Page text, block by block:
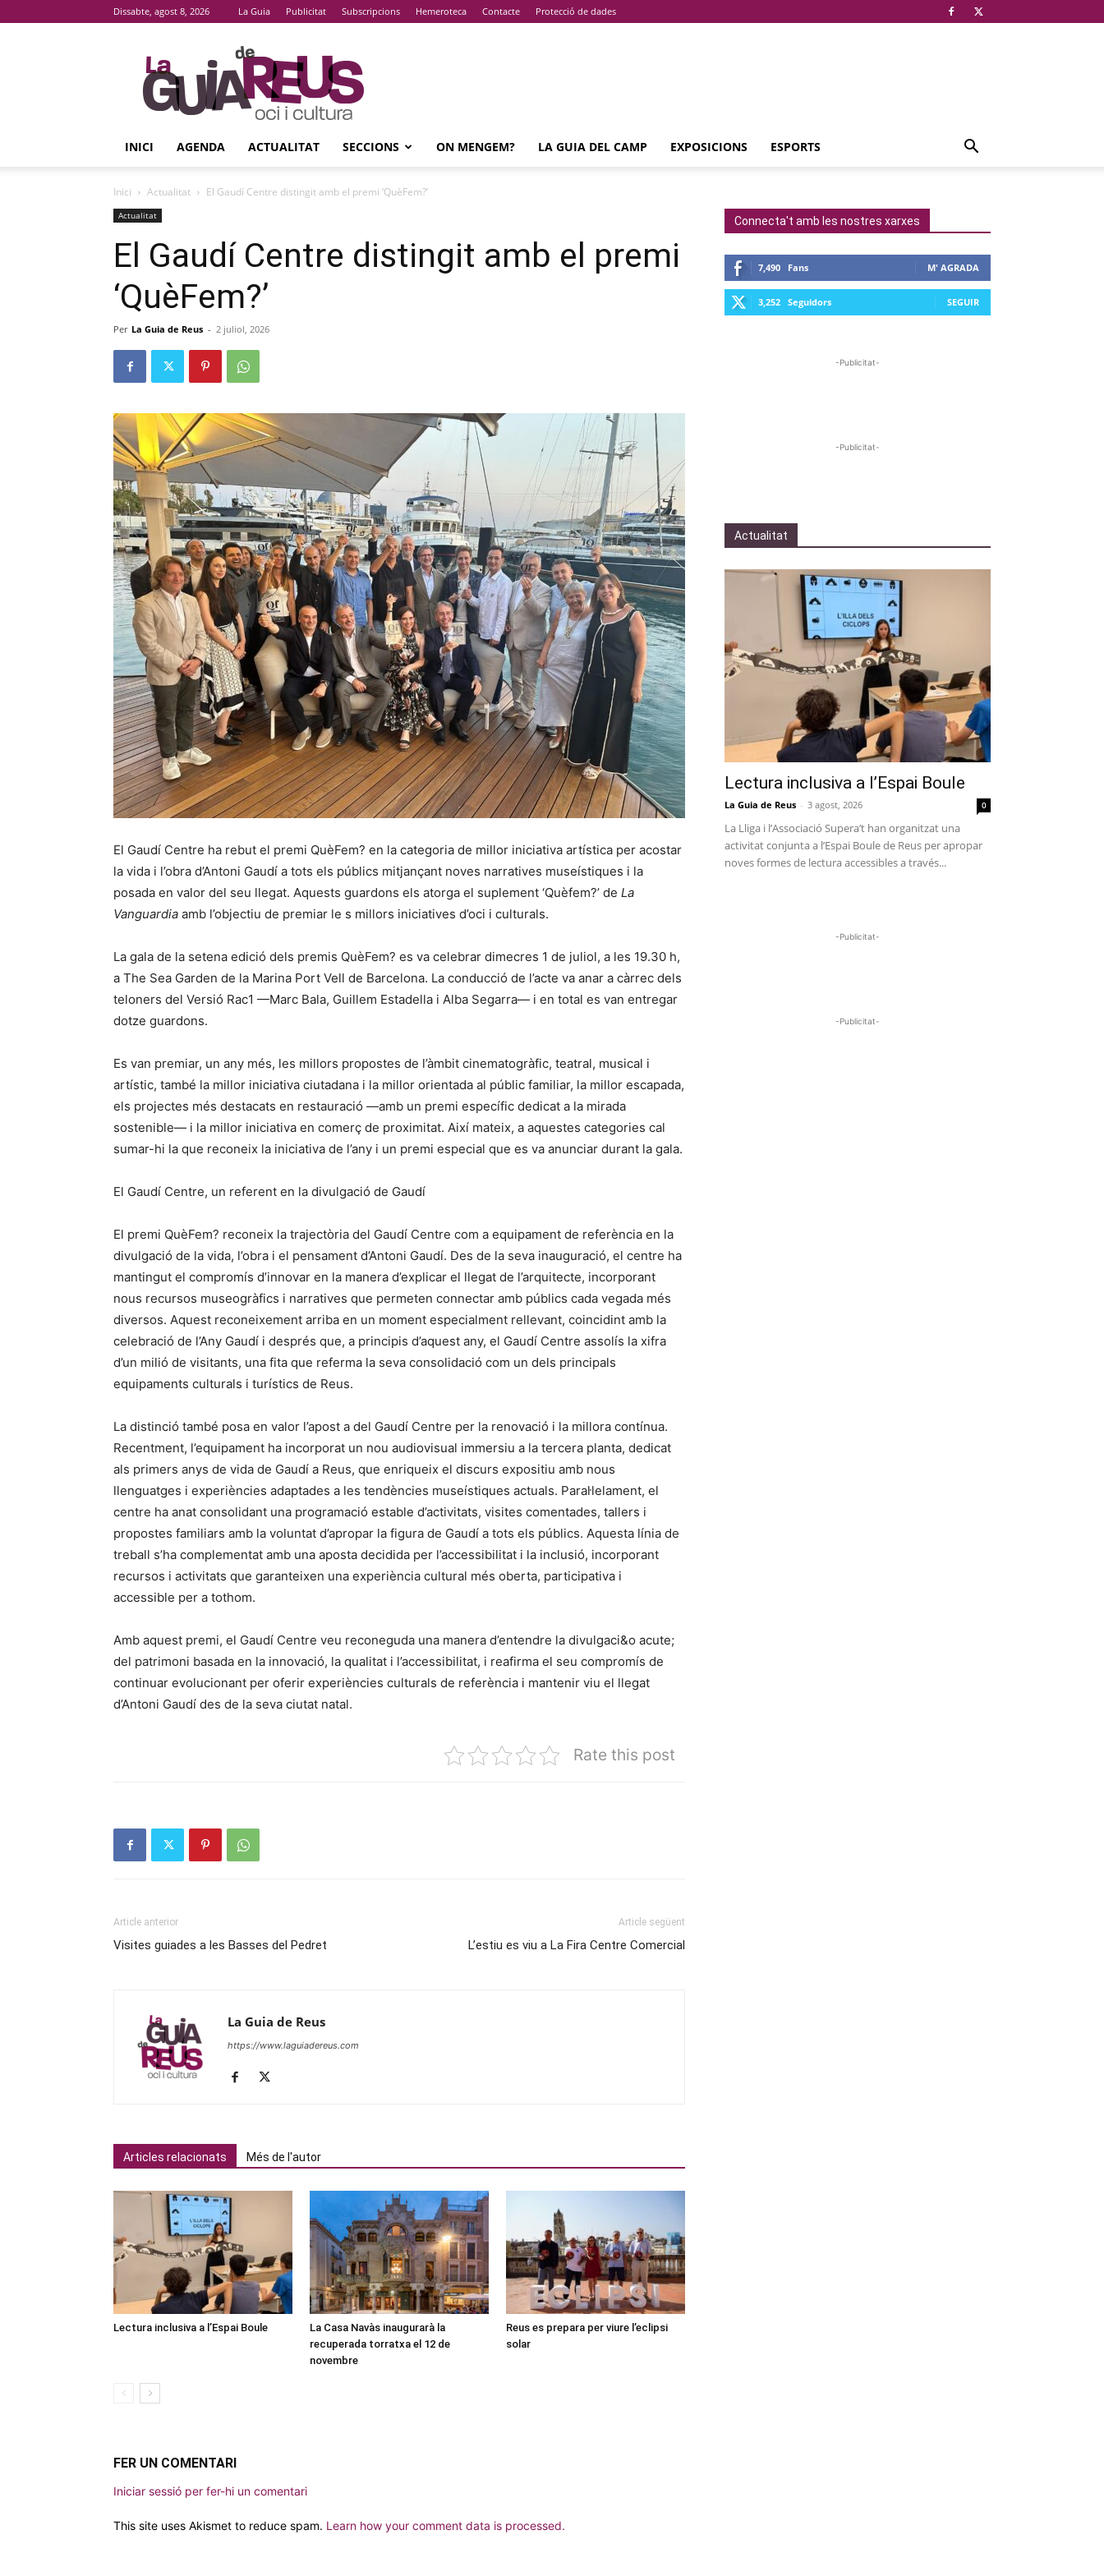
Dissabte, agost 8, 2026 La Guia Publicitat Subscripcions Hemeroteca Contacte Protecció de dades
La
Guia
De
Reus
INICI AGENDA ACTUALITAT SECCIONS ON MENGEM? LA GUIA DEL CAMP EXPOSICIONS ESPORTS
Inici Actualitat El Gaudí Centre distingit amb el premi ‘QuèFem?’
Actualitat
El Gaudí Centre distingit amb el premi
‘QuèFem?’
Per La Guia de Reus - 2 juliol, 2026
El Gaudí Centre ha rebut el premi QuèFem? en la categoria de millor iniciativa artística per acostar
la vida i l’obra d’Antoni Gaudí a tots els públics mitjançant noves narratives museístiques i la
posada en valor del seu llegat. Aquests guardons els atorga el suplement ‘Quèfem?’ de La
Vanguardia amb l’objectiu de premiar le s millors iniciatives d’oci i culturals.
La gala de la setena edició dels premis QuèFem? es va celebrar dimecres 1 de juliol, a les 19.30 h,
a The Sea Garden de la Marina Port Vell de Barcelona. La conducció de l’acte va anar a càrrec dels
teloners del Versió Rac1 —Marc Bala, Guillem Estadella i Alba Segarra— i en total es van entregar
dotze guardons.
Es van premiar, un any més, les millors propostes de l’àmbit cinematogràfic, teatral, musical i
artístic, també la millor iniciativa ciutadana i la millor orientada al públic familiar, la millor escapada,
els projectes més destacats en restauració —amb un premi específic dedicat a la mirada
sostenible— i la millor iniciativa en comerç de proximitat. Així mateix, a aquestes categories cal
sumar-hi la que reconeix la iniciativa de l’any i un premi especial que es va anunciar durant la gala.
El Gaudí Centre, un referent en la divulgació de Gaudí
El premi QuèFem? reconeix la trajectòria del Gaudí Centre com a equipament de referència en la
divulgació de la vida, l’obra i el pensament d’Antoni Gaudí. Des de la seva inauguració, el centre ha
mantingut el compromís d’innovar en la manera d’explicar el llegat de l’arquitecte, incorporant
nous recursos museogràfics i narratives que permeten connectar amb públics cada vegada més
diversos. Aquest reconeixement arriba en un moment especialment rellevant, coincidint amb la
celebració de l’Any Gaudí i després que, a principis d’aquest any, el Gaudí Centre assolís la xifra
d’un milió de visitants, una fita que referma la seva consolidació com un dels principals
equipaments culturals i turístics de Reus.
La distinció també posa en valor l’apost a del Gaudí Centre per la renovació i la millora contínua.
Recentment, l’equipament ha incorporat un nou audiovisual immersiu a la tercera planta, dedicat
als primers anys de vida de Gaudí a Reus, que enriqueix el discurs expositiu amb nous
llenguatges i experiències adaptades a les tendències museístiques actuals. Paral·lelament, el
centre ha anat consolidant una programació estable d’activitats, visites comentades, tallers i
propostes familiars amb la voluntat d’apropar la figura de Gaudí a tots els públics. Aquesta línia de
treball s’ha complementat amb una aposta decidida per l’accessibilitat i la inclusió, incorporant
recursos i activitats que garanteixen una experiència cultural més oberta, participativa i
accessible per a tothom.
Amb aquest premi, el Gaudí Centre veu reconeguda una manera d’entendre la divulgaci&o acute;
del patrimoni basada en la innovació, la qualitat i l’accessibilitat, i reafirma el seu compromís de
continuar evolucionant per oferir experiències culturals de referència i mantenir viu el llegat
d’Antoni Gaudí des de la seva ciutat natal.
Rate this post
Article anterior
Visites guiades a les Basses del Pedret
Article següent
L’estiu es viu a La Fira Centre Comercial
La Guia de Reus
https://www.laguiadereus.com
Articles relacionats Més de l'autor
Lectura inclusiva a l’Espai Boule
La Casa Navàs inaugurarà la
recuperada torratxa el 12 de
novembre
Reus es prepara per viure l’eclipsi
solar
FER UN COMENTARI
Iniciar sessió per fer-hi un comentari
This site uses Akismet to reduce spam. Learn how your comment data is processed.
Connecta't amb les nostres xarxes
7,490 Fans M' AGRADA
3,252 Seguidors SEGUIR
-Publicitat-
-Publicitat-
Actualitat
Lectura inclusiva a l’Espai Boule
La Guia de Reus - 3 agost, 2026 0
La Lliga i l’Associació Supera’t han organitzat una
activitat conjunta a l’Espai Boule de Reus per apropar
noves formes de lectura accessibles a través...
-Publicitat-
-Publicitat-